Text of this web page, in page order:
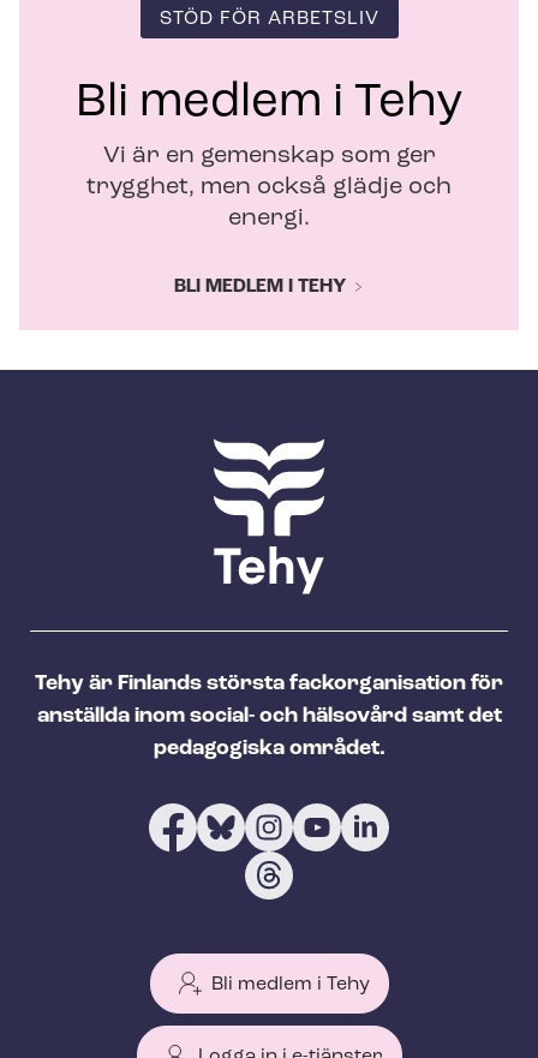
STÖD FÖR ARBETSLIV
Bli medlem i Tehy
Vi är en gemenskap som ger
trygghet, men också glädje och
energi.
BLI MEDLEM I TEHY
Tehy är Finlands största fackorganisation för
anställda inom social- och hälsovård samt det
pedagogiska området.
Bli medlem i Tehy